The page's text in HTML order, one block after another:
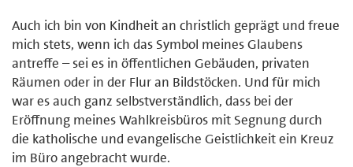
Auch ich bin von Kindheit an christlich geprägt und freue
mich stets, wenn ich das Symbol meines Glaubens
antreffe – sei es in öffentlichen Gebäuden, privaten
Räumen oder in der Flur an Bildstöcken. Und für mich
war es auch ganz selbstverständlich, dass bei der
Eröffnung meines Wahlkreisbüros mit Segnung durch
die katholische und evangelische Geistlichkeit ein Kreuz
im Büro angebracht wurde.